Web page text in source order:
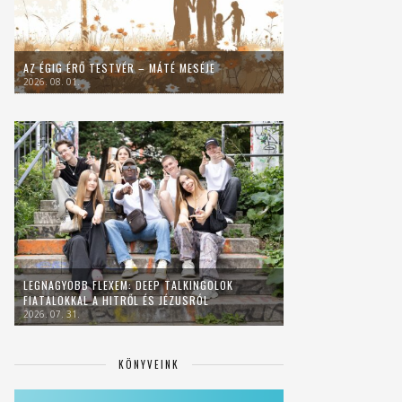
AZ ÉGIG ÉRŐ TESTVÉR – MÁTÉ MESÉJE
2026. 08. 01.
LEGNAGYOBB FLEXEM: DEEP TALKINGOLOK
FIATALOKKAL A HITRŐL ÉS JÉZUSRÓL
2026. 07. 31.
KÖNYVEINK